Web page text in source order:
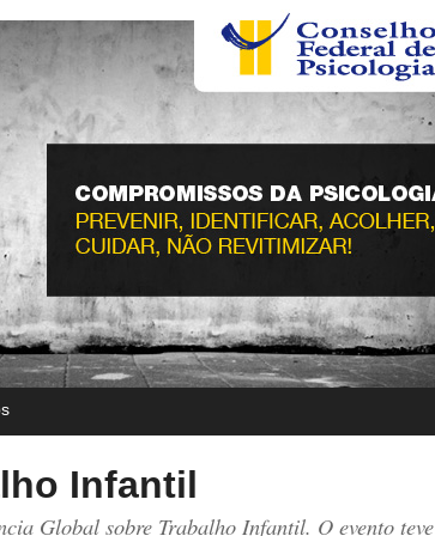
Infantil
Global sobre Trabalho Infantil. O evento teve